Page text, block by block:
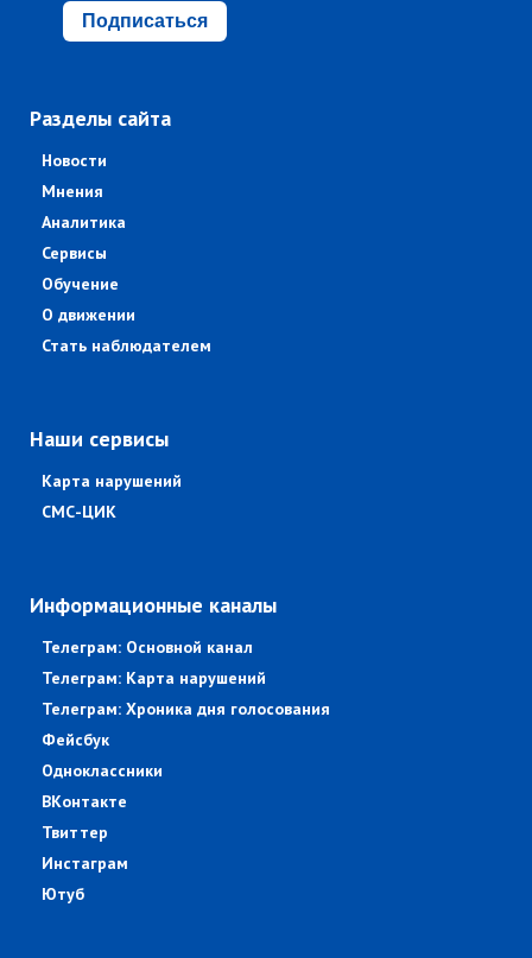
Подписаться
Разделы сайта
Новости
Мнения
Аналитика
Сервисы
Обучение
О движении
Стать наблюдателем
Наши сервисы
Карта нарушений
СМС-ЦИК
Информационные каналы
Телеграм: Основной канал
Телеграм: Карта нарушений
Телеграм: Хроника дня голосования
Фейсбук
Одноклассники
ВКонтакте
Твиттер
Инстаграм
Ютуб